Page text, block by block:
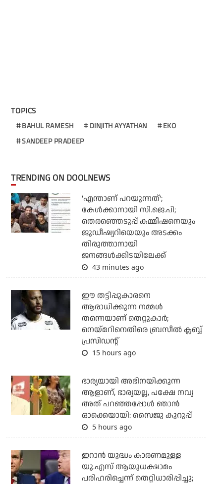
TOPICS
BAHUL RAMESH DINJITH AYYATHAN
EKO
SANDEEP PRADEEP
TRENDING ON DOOLNEWS
'എന്താണ് പറയുന്നത്';
കേള്‍ക്കാനായി സി.ജെ.പി;
തെരഞ്ഞെടുപ്പ് കമ്മീഷനെയും
ജുഡീഷ്യറിയെയും അടക്കം
തിരുത്താനായി
ജനങ്ങള്‍ക്കിടയിലേക്ക്
43 minutes ago
ഈ തട്ടിപ്പുകാരനെ
ആരാധിക്കുന്ന നമ്മള്‍
തന്നെയാണ് തെറ്റുകാര്‍;
നെയ്മറിനെതിരെ ബ്രസീല്‍ ക്ലബ്ബ്
പ്രസിഡന്റ്
15 hours ago
ഭാര്യയായി അഭിനയിക്കുന്ന
ആളാണ്, ഭാര്യയല്ല, പക്ഷേ നവ്യ
അത് പറഞ്ഞപ്പോള്‍ ഞാന്‍
ഓക്കെയായി: സൈജു കുറുപ്പ്
5 hours ago
ഇറാന്‍ യുദ്ധം കാരണമുള്ള
യു.എസ് ആയുധക്ഷാമം
പരിഹരിച്ചെന്ന് തെറ്റിധാരിപ്പിച്ചു;